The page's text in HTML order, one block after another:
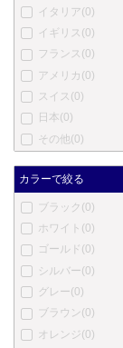
カルティエ (0)
コンウェイ・ス
(0)
ダンヒル
エバーシャープ
セーラー(0)
パイロット
プラチナ (0)
カトウセイサクシ
丸善(0)
中屋万年筆(0)
酒井栄助(0)
川窪万年筆(0)
アクメ (0)
イタリア(0)
イギリス (0)
フランス (0)
アメリカ (0)
スイス (0)
日本(0)
その他(0)
カラーで絞る
ブラック (0)
ホワイト (0)
ゴールド (0)
シルバー(0)
グレー(0)
ブラウン (0)
オレンジ(0)